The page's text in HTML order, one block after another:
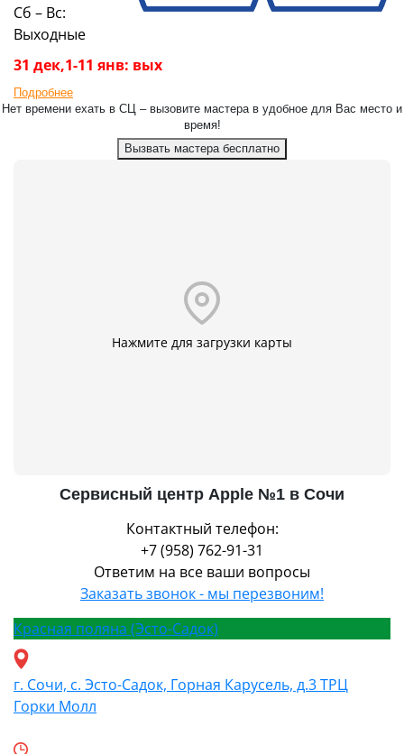
Сб – Вс:
Выходные
31 дек,1-11 янв: вых
Подробнее
Нет времени ехать в СЦ – вызовите мастера в удобное для Вас место и
время!
Вызвать мастера бесплатно
Нажмите для загрузки карты
Сервисный центр Apple №1 в Сочи
Контактный телефон:
+7 (958) 762-91-31
Ответим на все ваши вопросы
Заказать звонок - мы перезвоним!
Красная поляна (Эсто-Садок)
г. Сочи, с. Эсто-Садок, Горная Карусель, д.3 ТРЦ
Горки Молл